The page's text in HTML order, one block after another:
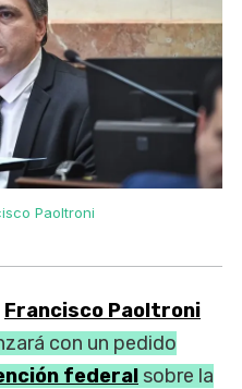
Paoltroni
Francisco Paoltroni
con un pedido
federal sobre la